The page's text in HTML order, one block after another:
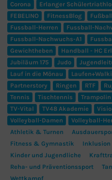
Corona
Erlanger
FEBELINO
FitnessBlog
Fussball-Herren
Fussball-
Fussball-Nachwuchs-A1
Gewichtheben
Handball - HC
Jubiläum 175
Judo
Lauf in die Mönau
Partnerstory
Ringen RTF
Tennis
Tischtennis Trampolin
TV-Vital
TV48 Akademie
Volleyball-Damen
Volleyball-
Athletik & Turnen
Fitness & Gymnastik
Inklusion
Kinder und Jugendliche
Reha- und Präventionssport
Wettkampf